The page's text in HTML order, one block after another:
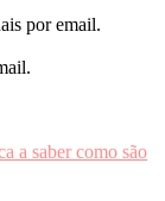
por email.
a saber como são